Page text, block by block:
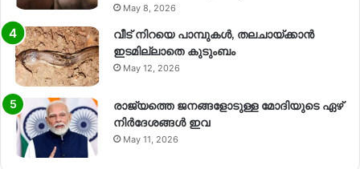
May 8, 2026
വീട് നിറയെ പാമ്പുകൾ, തലചായ്ക്കാൻ
ഇടമില്ലാതെ കുടുംബം
May 12, 2026
രാജ്യത്തെ ജനങ്ങളോടുള്ള മോദിയുടെ ഏഴ്
നിര്‍ദേശങ്ങള്‍ ഇവ
May 11, 2026